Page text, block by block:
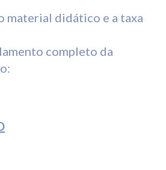
material didático e a taxa
completo da